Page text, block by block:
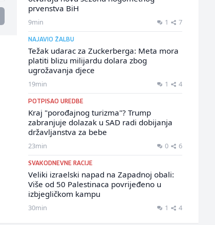
prvenstva BiH
9min 1 7
NAJAVIO ŽALBU
Težak udarac za Zuckerberga: Meta mora
platiti blizu milijardu dolara zbog
ugrožavanja djece
19min 1 4
POTPISAO UREDBE
Kraj "porođajnog turizma"? Trump
zabranjuje dolazak u SAD radi dobijanja
državljanstva za bebe
23min 0 6
SVAKODNEVNE RACIJE
Veliki izraelski napad na Zapadnoj obali:
Više od 50 Palestinaca povrijeđeno u
izbjegličkom kampu
30min 1 4